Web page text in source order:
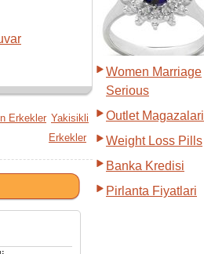
Erkekler Yakisikli
Erkekler
Women Marriage
Serious
Outlet Magazalari
Weight Loss Pills
Banka Kredisi
Pirlanta Fiyatlari